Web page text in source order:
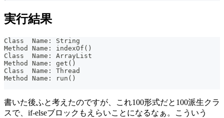
実行結果
Class  Name: String
Method Name: indexOf()
Class  Name: ArrayList
Method Name: get()
Class  Name: Thread
Method Name: run()
書いた後ふと考えたのですが、これ100形式だと100派生クラ
スで、if-elseブロックもえらいことになるなぁ。こういう